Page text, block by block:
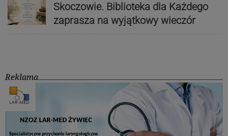
Skoczowie. Biblioteka dla Każdego
zaprasza na wyjątkowy wieczór
Reklama